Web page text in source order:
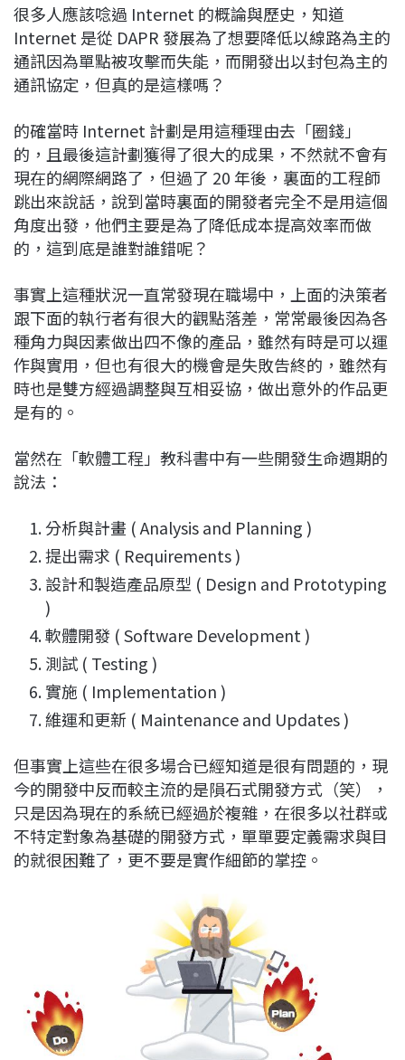
很多人應該唸過 Internet 的概論與歷史，知道
Internet 是從 DAPR 發展為了想要降低以線路為主的
通訊因為單點被攻擊而失能，而開發出以封包為主的
通訊協定，但真的是這樣嗎？
的確當時 Internet 計劃是用這種理由去「圈錢」
的，且最後這計劃獲得了很大的成果，不然就不會有
現在的網際網路了，但過了 20 年後，裏面的工程師
跳出來說話，說到當時裏面的開發者完全不是用這個
角度出發，他們主要是為了降低成本提高效率而做
的，這到底是誰對誰錯呢？
事實上這種狀況一直常發現在職場中，上面的決策者
跟下面的執行者有很大的觀點落差，常常最後因為各
種角力與因素做出四不像的產品，雖然有時是可以運
作與實用，但也有很大的機會是失敗告終的，雖然有
時也是雙方經過調整與互相妥協，做出意外的作品更
是有的。
當然在「軟體工程」教科書中有一些開發生命週期的
說法：
分析與計畫 ( Analysis and Planning )
提出需求 ( Requirements )
設計和製造產品原型 ( Design and Prototyping
)
軟體開發 ( Software Development )
測試 ( Testing )
實施 ( Implementation )
維運和更新 ( Maintenance and Updates )
但事實上這些在很多場合已經知道是很有問題的，現
今的開發中反而較主流的是隕石式開發方式（笑），
只是因為現在的系統已經過於複雜，在很多以社群或
不特定對象為基礎的開發方式，單單要定義需求與目
的就很困難了，更不要是實作細節的掌控。